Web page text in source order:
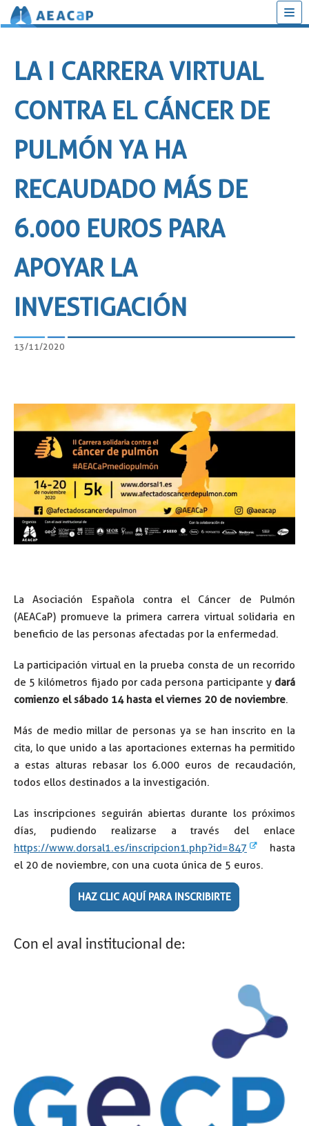
contenido
LA I CARRERA VIRTUAL
CONTRA EL CÁNCER DE
PULMÓN YA HA
RECAUDADO MÁS DE
6.000 EUROS PARA
APOYAR LA
INVESTIGACIÓN
13/11/2020
La Asociación Española contra el Cáncer de Pulmón
(AEACaP) promueve la primera carrera virtual solidaria en
beneficio de las personas afectadas por la enfermedad.
La participación virtual en la prueba consta de un recorrido
de 5 kilómetros fijado por cada persona participante y dará
comienzo el sábado 14 hasta el viernes 20 de noviembre.
Más de medio millar de personas ya se han inscrito en la
cita, lo que unido a las aportaciones externas ha permitido
a estas alturas rebasar los 6.000 euros de recaudación,
todos ellos destinados a la investigación.
Las inscripciones seguirán abiertas durante los próximos
días, pudiendo realizarse a través del enlace
https://www.dorsal1.es/inscripcion1.php?id=847
hasta
el 20 de noviembre, con una cuota única de 5 euros.
HAZ CLIC AQUÍ PARA INSCRIBIRTE
Con el aval institucional de: